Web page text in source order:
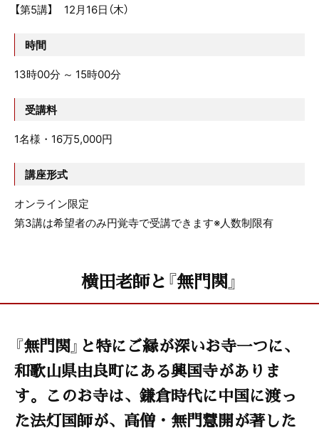
【第5講】 12月16日（木）
時間
13時00分 ～ 15時00分
受講料
1名様・16万5,000円
講座形式
オンライン限定
第3講は希望者のみ円覚寺で受講できます※人数制限有
横田老師と『無門関』
『無門関』と特にご縁が深いお寺一つに、
和歌山県由良町にある興国寺がありま
す。このお寺は、鎌倉時代に中国に渡っ
た法灯国師が、高僧・無門慧開が著した